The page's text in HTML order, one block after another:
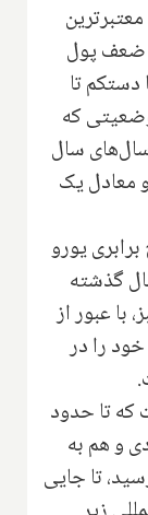
ضعف پول
دستکم تا
که
سال
معادل یک
یورو
گذشته
عبور از
را در
که تا حدود
و هم به
تا جایی